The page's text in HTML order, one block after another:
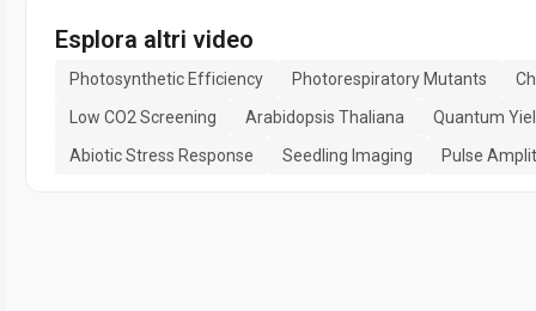
Esplora altri video
Photosynthetic Efficiency Photorespiratory Mutants
Low CO2 Screening
Arabidopsis Thaliana
Quantum
Abiotic Stress Response
Seedling Imaging Pulse